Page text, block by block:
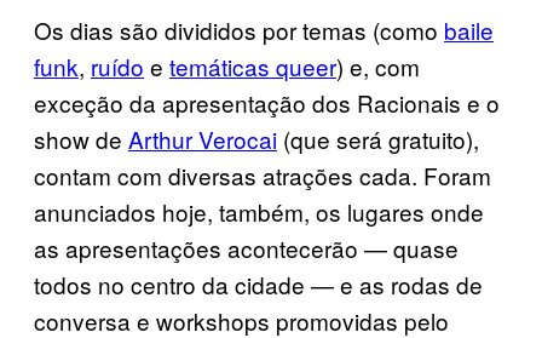
Os dias são divididos por temas (como baile
funk, ruído e temáticas queer) e, com
exceção da apresentação dos Racionais e o
show de Arthur Verocai (que será gratuito),
contam com diversas atrações cada. Foram
anunciados hoje, também, os lugares onde
as apresentações acontecerão — quase
todos no centro da cidade — e as rodas de
conversa e workshops promovidas pelo